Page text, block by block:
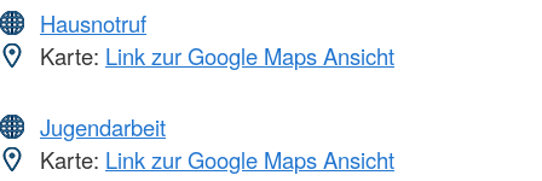
Hausnotruf
Karte: Link zur Google Maps Ansicht
Jugendarbeit
Karte: Link zur Google Maps Ansicht